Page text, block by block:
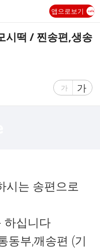
앱으로보기
시떡 / 찐송편,생송
글
가
글
자
가
시는 송편으로
하십니다
동부,깨송편 (기